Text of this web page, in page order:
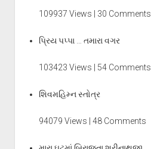
109937 Views | 30 Comments
પ્રિય પપ્પા … તમારા વગર
103423 Views | 54 Comments
શિવમહિમ્ન સ્તોત્ર
94079 Views | 48 Comments